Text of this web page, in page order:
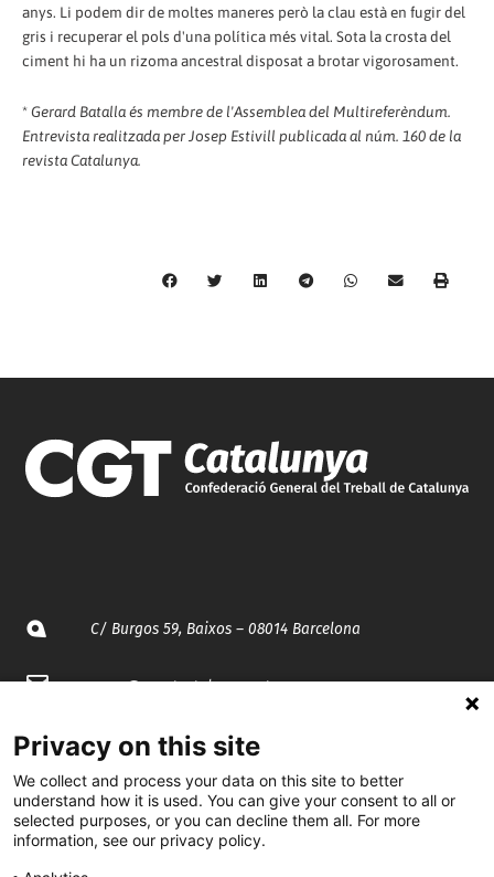
anys. Li podem dir de moltes maneres però la clau està en fugir del
gris i recuperar el pols d'una política més vital. Sota la crosta del
ciment hi ha un rizoma ancestral disposat a brotar vigorosament.
*Gerard Batalla és membre de l'Assemblea del Multireferèndum.
Entrevista realitzada per Josep Estivill publicada al núm. 160 de la
revista Catalunya.
C/ Burgos 59, Baixos – 08014 Barcelona
spccc@spcgtcatalunya.cat
935 120 481
@CGTCatalunya
cgtcatalunya
Privacy on this site
We collect and process your data on this site to better
understand how it is used. You can give your consent to all or
selected purposes, or you can decline them all. For more
information, see our privacy policy.